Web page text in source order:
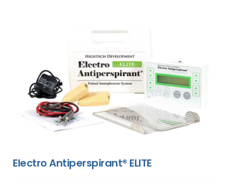
Electro Antiperspirant® ELITE